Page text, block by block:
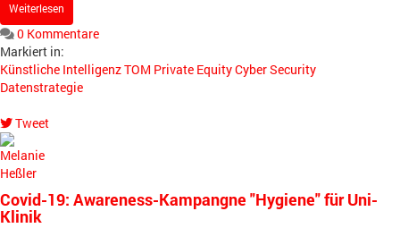
Weiterlesen
0 Kommentare
Markiert in:
Künstliche IntelligenzTOM Private EquityCyber Security
Datenstrategie
Tweet
pinterest
Covid-19: Awareness-Kampangne "Hygiene" für Uni-
Klinik